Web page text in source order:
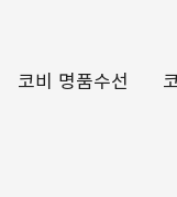
코비 명품수선